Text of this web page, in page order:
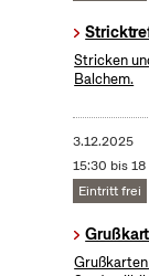
Stricken
Balchem.
3.12.2025
15:30 bis 18
Eintritt frei